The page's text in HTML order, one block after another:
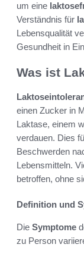
um eine
Verständnis für
Lebensqualität
Gesundheit in
Was ist
einen Zucker in
Laktase, einem
verdauen. Dies
Beschwerden
Lebensmitteln.
betroffen, ohne
Definition und
Die Symptome
zu Person